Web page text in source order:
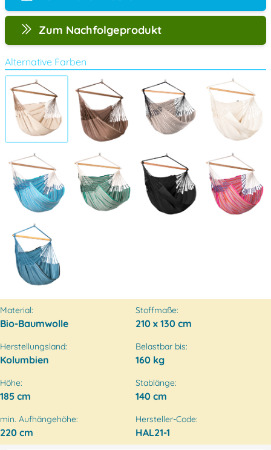
Zum Nachfolgeprodukt
Alternative Farben
Material:
Bio-Baumwolle
Stoffmaße:
210 x 130 cm
Herstellungsland:
Kolumbien
Belastbar bis:
160 kg
Höhe:
185 cm
Stablänge:
140 cm
min. Aufhängehöhe:
220 cm
Hersteller-Code:
HAL21-1